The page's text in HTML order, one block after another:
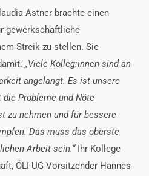
Astner brachte einen
gewerkschaftliche
Streik zu stellen. Sie
„Viele Kolleg:innen sind an
angelangt. Es ist unsere
Probleme und Nöte
zu nehmen und für bessere
Das muss das oberste
Arbeit sein.“ Ihr Kollege
ÖLI-UG Vorsitzender Hannes